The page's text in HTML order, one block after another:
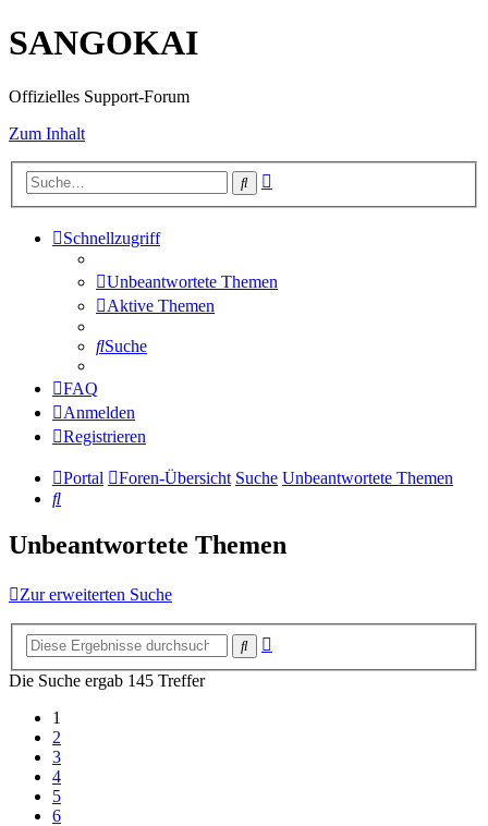
SANGOKAI
Offizielles Support-Forum
Zum Inhalt
Suche
Schnellzugriff
Unbeantwortete Themen
Aktive Themen
Suche
FAQ
Anmelden
Registrieren
Portal Foren-Übersicht Suche Unbeantwortete Themen
Suche
Unbeantwortete Themen
Zur erweiterten Suche
Suche
Die Suche ergab 145 Treffer
1
2
3
4
5
6